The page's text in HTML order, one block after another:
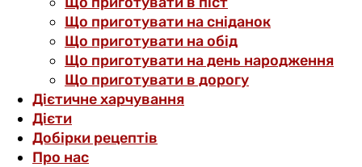
Що приготувати на сніданок
Що приготувати на обід
Що приготувати на день народження
Що приготувати в дорогу
Дієтичне харчування
Дієти
Добірки рецептів
Про нас